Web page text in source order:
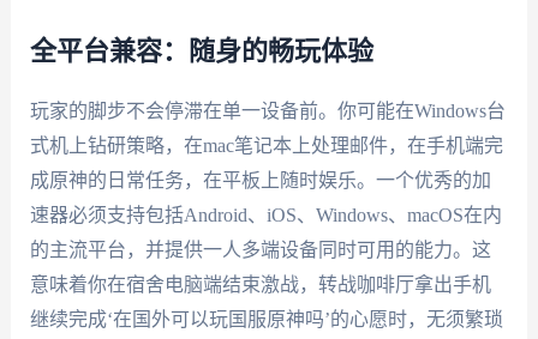
全平台兼容：随身的畅玩体验
玩家的脚步不会停滞在单一设备前。你可能在Windows台
式机上钻研策略，在mac笔记本上处理邮件，在手机端完
成原神的日常任务，在平板上随时娱乐。一个优秀的加
速器必须支持包括Android、iOS、Windows、macOS在内
的主流平台，并提供一人多端设备同时可用的能力。这
意味着你在宿舍电脑端结束激战，转战咖啡厅拿出手机
继续完成‘在国外可以玩国服原神吗’的心愿时，无须繁琐